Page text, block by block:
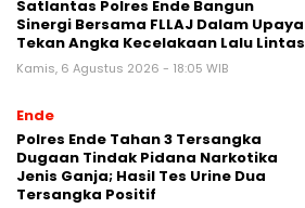
Satlantas Polres Ende Bangun
Sinergi Bersama FLLAJ Dalam Upaya
Tekan Angka Kecelakaan Lalu Lintas
Kamis, 6 Agustus 2026 - 18:05 WIB
Ende
Polres Ende Tahan 3 Tersangka
Dugaan Tindak Pidana Narkotika
Jenis Ganja; Hasil Tes Urine Dua
Tersangka Positif